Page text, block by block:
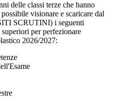
delle classi terze che hanno
visionare e scaricare dal
SCRUTINI) i seguenti
per perfezionare
2026/2027: